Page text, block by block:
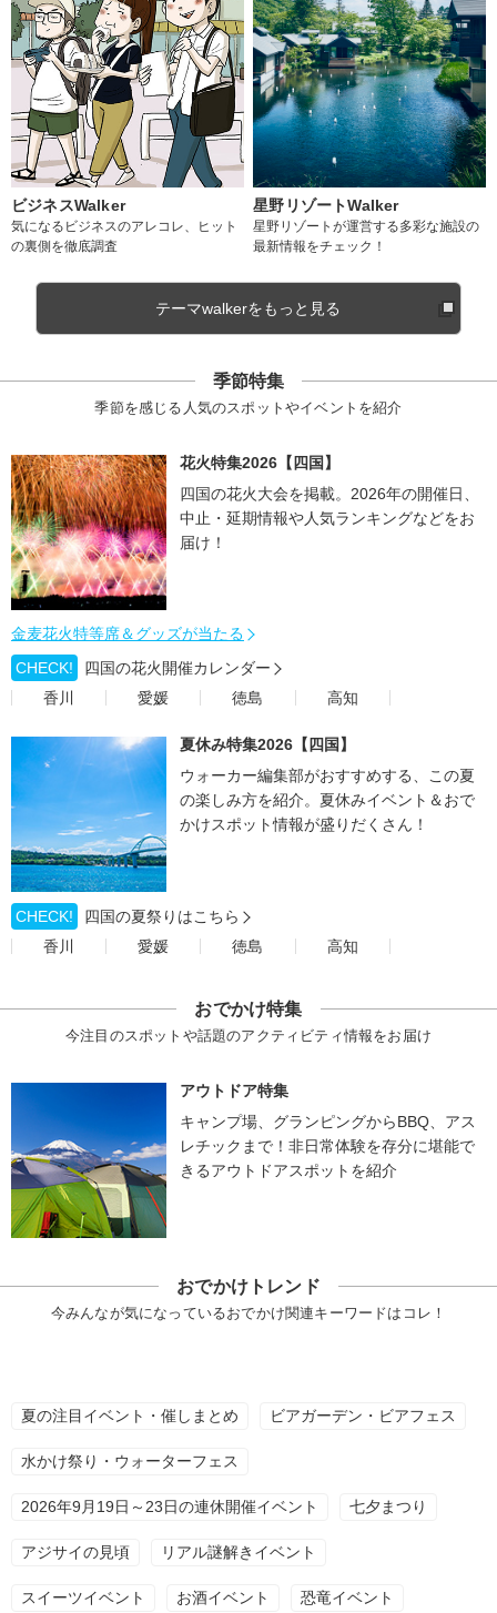
ビジネスWalker
気になるビジネスのアレコレ、ヒット
の裏側を徹底調査
星野リゾートWalker
星野リゾートが運営する多彩な施設の
最新情報をチェック！
テーマwalkerをもっと見る
季節特集
季節を感じる人気のスポットやイベントを紹介
花火特集2026【四国】
四国の花火大会を掲載。2026年の開催日、
中止・延期情報や人気ランキングなどをお
届け！
金麦花火特等席＆グッズが当たる
CHECK!
四国の花火開催カレンダー
香川
愛媛 徳島 高知
夏休み特集2026【四国】
ウォーカー編集部がおすすめする、この夏
の楽しみ方を紹介。夏休みイベント＆おで
かけスポット情報が盛りだくさん！
CHECK!
四国の夏祭りはこちら
香川
愛媛 徳島 高知
おでかけ特集
今注目のスポットや話題のアクティビティ情報をお届け
アウトドア特集
キャンプ場、グランピングからBBQ、アス
レチックまで！非日常体験を存分に堪能で
きるアウトドアスポットを紹介
おでかけトレンド
今みんなが気になっているおでかけ関連キーワードはコレ！
夏の注目イベント・催しまとめ ビアガーデン・ビアフェス
水かけ祭り・ウォーターフェス
2026年9月19日～23日の連休開催イベント 七夕まつり
アジサイの見頃 リアル謎解きイベント
スイーツイベント お酒イベント 恐竜イベント